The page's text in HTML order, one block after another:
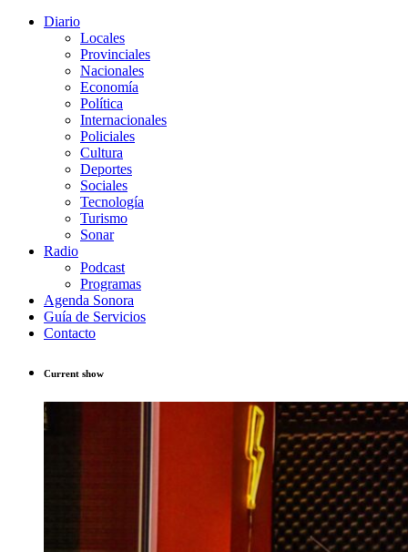
Diario
Locales
Provinciales
Nacionales
Economía
Política
Internacionales
Policiales
Cultura
Deportes
Sociales
Tecnología
Turismo
Sonar
Radio
Podcast
Programas
Agenda Sonora
Guía de Servicios
Contacto
Current show